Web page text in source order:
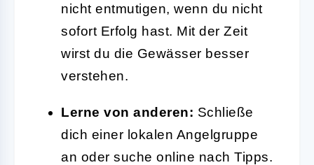
nicht entmutigen, wenn du nicht
sofort Erfolg hast. Mit der Zeit
wirst du die Gewässer besser
verstehen.
Lerne von anderen: Schließe
dich einer lokalen Angelgruppe
an oder suche online nach Tipps.